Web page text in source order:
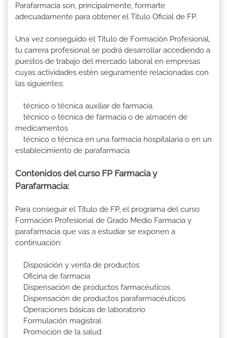
Parafarmacia son, principalmente, formarte
adecuadamente para obtener el Titulo Oficial de FP.
Una vez conseguido el Título de Formación Profesional,
tu carrera profesional se podrá desarrollar accediendo a
puestos de trabajo del mercado laboral en empresas
cuyas actividades estén seguramente relacionadas con
las siguientes:
técnico o técnica auxiliar de farmacia
técnico o técnica de farmacia o de almacén de
medicamentos
técnico o técnica en una farmacia hospitalaria o en un
establecimiento de parafarmacia
Contenidos del curso FP Farmacia y
Parafarmacia:
Para conseguir el Título de FP, el programa del curso
Formación Profesional de Grado Medio Farmacia y
parafarmacia que vas a estudiar se exponen a
continuación:
Disposición y venta de productos
Oficina de farmacia
Dispensación de productos farmacéuticos
Dispensación de productos parafarmacéuticos
Operaciones básicas de laboratorio
Formulación magistral
Promoción de la salud